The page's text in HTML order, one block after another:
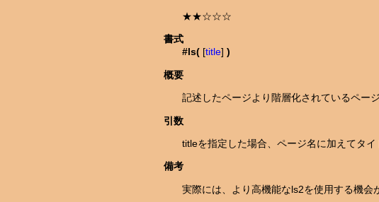
★★☆☆☆
書式
#ls([title] )
概要
記述したページより階層化されているペー
引数
titleを指定した場合、ページ名に加えてタ
備考
実際には、より高機能なls2を使用する機会